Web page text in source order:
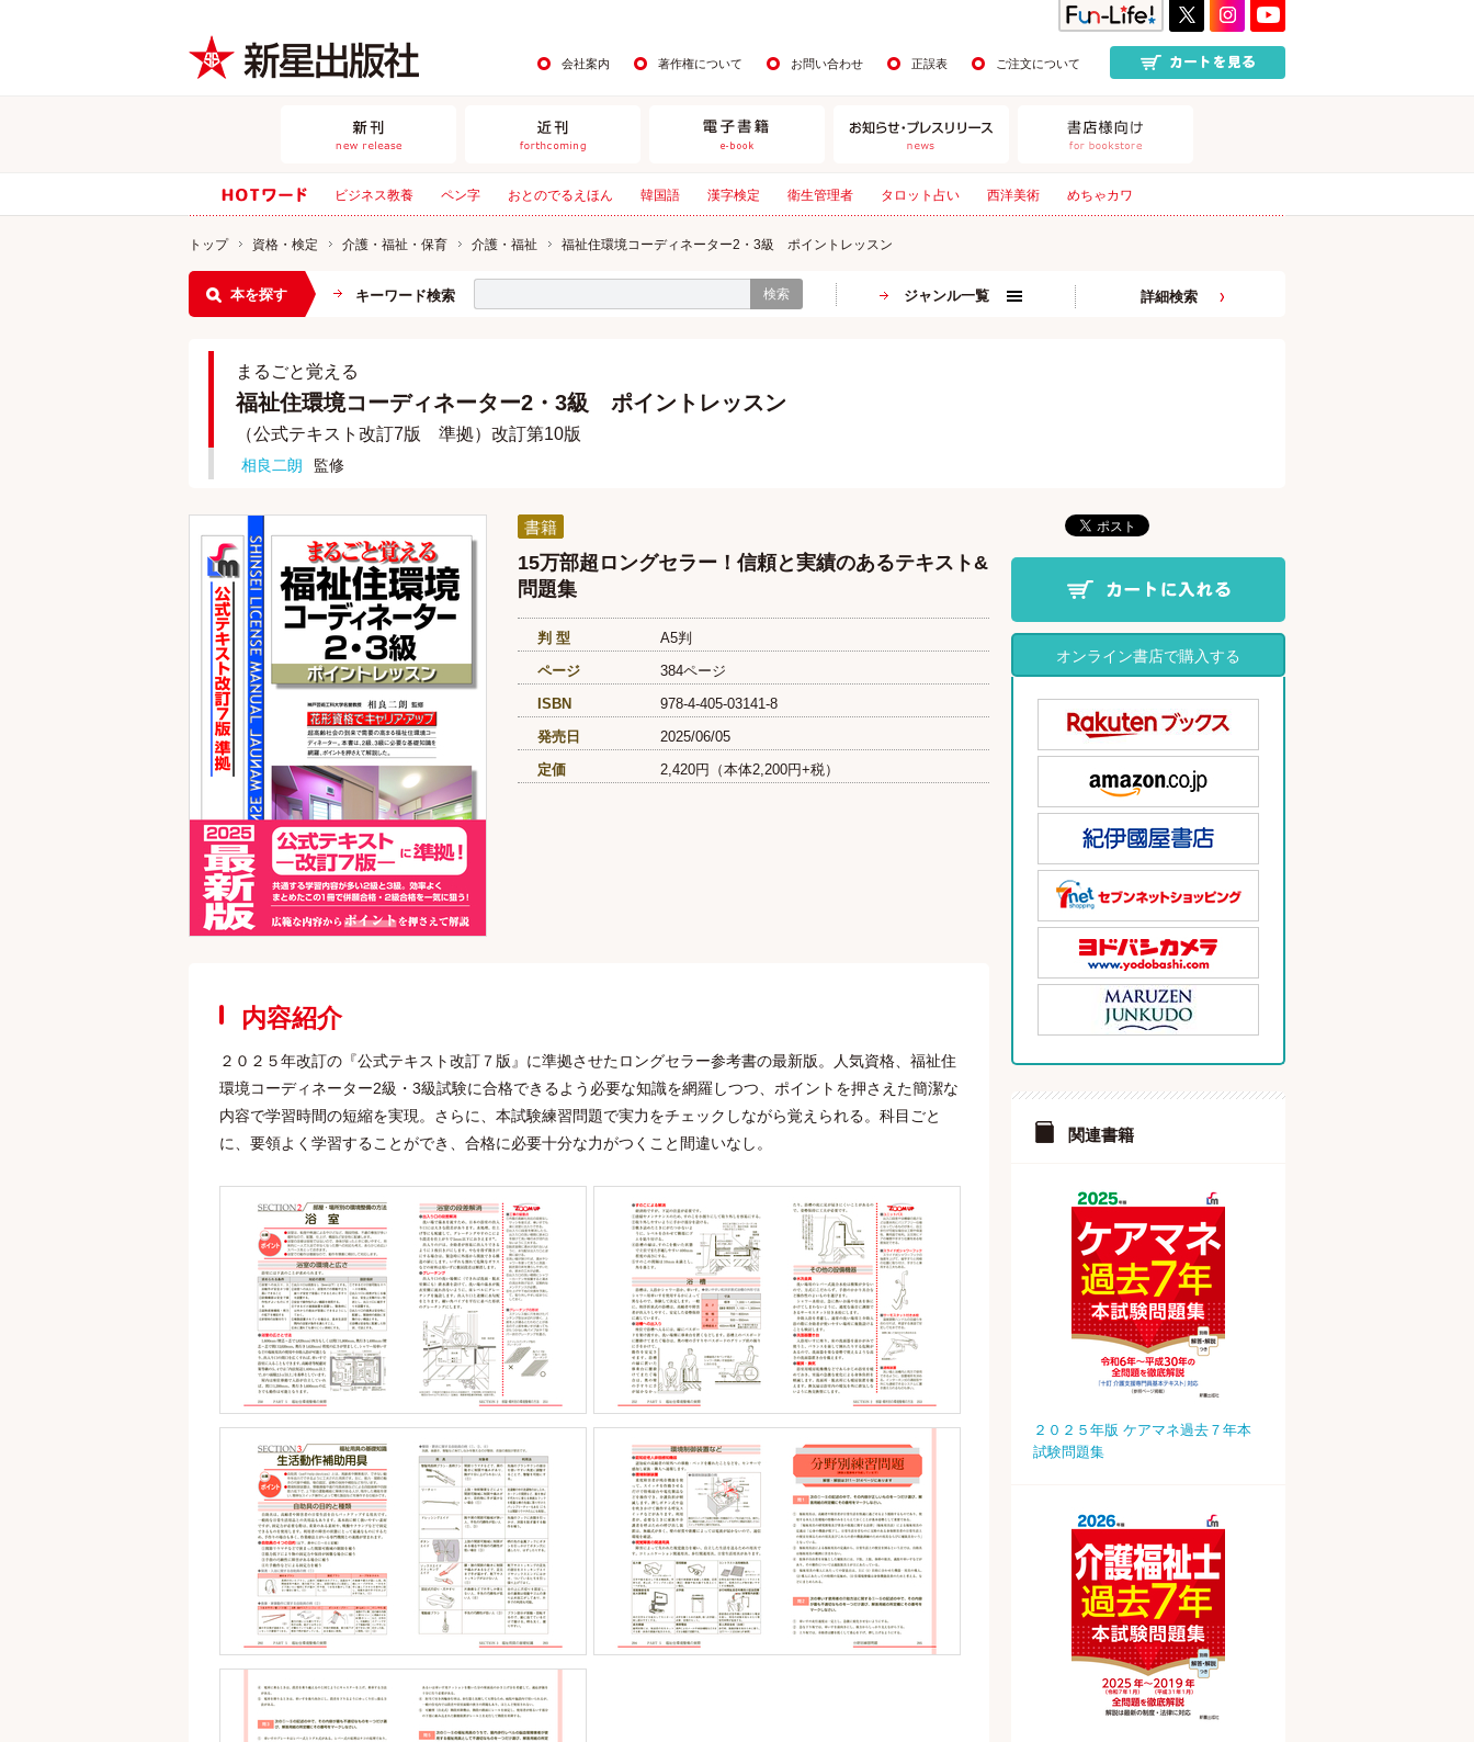
会社案内 著作権について お問い合わせ 正誤表 ご注文について
ビジネス教養 ペン字 おとのでるえほん 韓国語 漢字検定 衛生管理者 タロット占い 西洋美術 めちゃカワ
トップ 資格・検定 介護・福祉・保育 介護・福祉 福祉住環境コーディネーター2・3級 ポイントレッスン
本を探す キーワード検索 検索 ジャンル一覧 詳細検索
まるごと覚える
福祉住環境コーディネーター2・3級 ポイントレッスン
（公式テキスト改訂7版 準拠）改訂第10版
相良二朗 監修
書籍
15万部超ロングセラー！信頼と実績のあるテキスト&
問題集
判 型
A5判
ページ
384ページ
ISBN
978-4-405-03141-8
発売日
2025/06/05
定価
2,420円（本体2,200円+税）
内容紹介
２０２５年改訂の『公式テキスト改訂７版』に準拠させたロングセラー参考書の最新版。人気資格、福祉住
環境コーディネーター2級・3級試験に合格できるよう必要な知識を網羅しつつ、ポイントを押さえた簡潔な
内容で学習時間の短縮を実現。さらに、本試験練習問題で実力をチェックしながら覚えられる。科目ごと
に、要領よく学習することができ、合格に必要十分な力がつくこと間違いなし。
オンライン書店で購入する
関連書籍
２０２５年版 ケアマネ過去７年本
試験問題集